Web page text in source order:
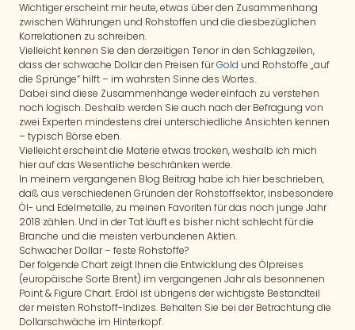
Wichtiger erscheint mir heute, etwas über den Zusammenhang
zwischen Währungen und Rohstoffen und die diesbezüglichen
Korrelationen zu schreiben.
Vielleicht kennen Sie den derzeitigen Tenor in den Schlagzeilen,
dass der schwache Dollar den Preisen fürGold und Rohstoffe „auf
die Sprünge“ hilft – im wahrsten Sinne des Wortes.
Dabei sind diese Zusammenhänge weder einfach zu verstehen
noch logisch. Deshalb werden Sie auch nach der Befragung von
zwei Experten mindestens drei unterschiedliche Ansichten kennen
– typisch Börse eben.
Vielleicht erscheint die Materie etwas trocken, weshalb ich mich
hier auf das Wesentliche beschränken werde.
In meinem vergangenen Blog Beitrag habe ich hier beschrieben,
daß aus verschiedenen Gründen der Rohstoffsektor, insbesondere
Öl- und Edelmetalle, zu meinen Favoriten für das noch junge Jahr
2018 zählen. Und in der Tat läuft es bisher nicht schlecht für die
Branche und die meisten verbundenen Aktien.
Schwacher Dollar – feste Rohstoffe?
Der folgende Chart zeigt Ihnen die Entwicklung des Ölpreises
(europäische Sorte Brent) im vergangenen Jahr als besonnenen
Point & Figure Chart. Erdöl ist übrigens der wichtigste Bestandteil
der meisten Rohstoff-Indizes. Behalten Sie bei der Betrachtung die
Dollarschwäche im Hinterkopf.